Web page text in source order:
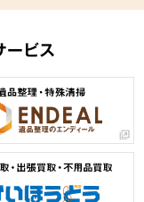
ービス